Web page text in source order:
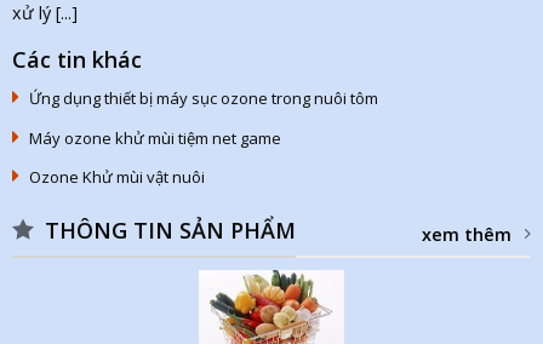
xử lý [...]
Các tin khác
Ứng dụng thiết bị máy sục ozone trong nuôi tôm
Máy ozone khử mùi tiệm net game
Ozone Khử mùi vật nuôi
THÔNG TIN SẢN PHẨM xem thêm